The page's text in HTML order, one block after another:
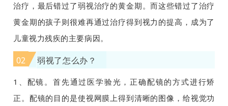
治疗，最后错过了弱视治疗的黄金期。而这些错过了治疗
黄金期的孩子则很难再通过治疗得到视力的提高，成为了
儿童视力残疾的主要病因。
02 弱视了怎么办？
1、配镜。首先通过医学验光，正确配镜的方式进行矫
正。配镜的目的是使视网膜上得到清晰的图像，给视觉功